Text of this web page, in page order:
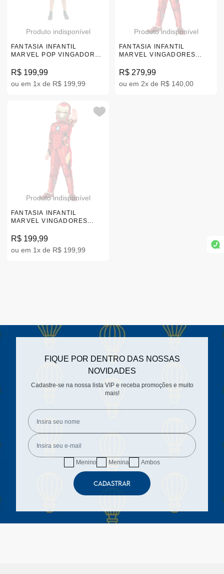
Produto indisponível
FANTASIA INFANTIL
MARVEL POP VINGADORES
|116545.3
R$ 199,99
ou em 1x de R$ 199,99
Produto indisponível
FANTASIA INFANTIL
MARVEL VINGADORES
|108464.0
R$ 279,99
ou em 2x de R$ 140,00
Produto indisponível
FANTASIA INFANTIL
MARVEL VINGADORES
|110369.5
R$ 199,99
ou em 1x de R$ 199,99
FIQUE POR DENTRO DAS NOSSAS
NOVIDADES
Cadastre-se na nossa lista VIP e receba promoções e muito
mais!
Menino Menina Ambos
CADASTRAR